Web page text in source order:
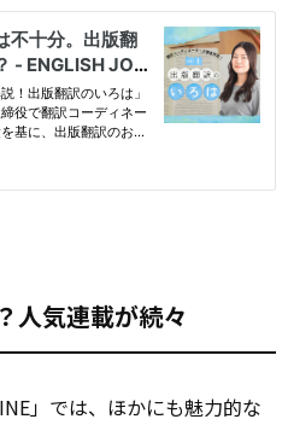
人気連載が続々
」では、ほかにも魅力的な